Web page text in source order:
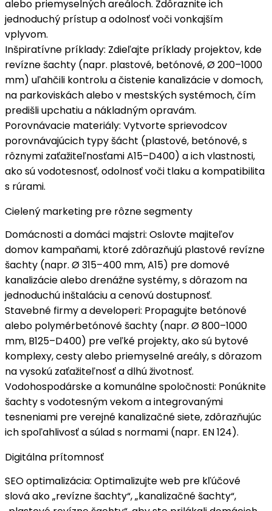
alebo priemyselných areáloch. Zdôraznite ich
jednoduchý prístupa odolnosť voči vonkajším
vplyvom.
Inšpiratívne príklady: Zdieľajte príklady projektov, kde
revízne šachty (napr. plastové, betónové, Ø 200–1000
mm) uľahčili kontrolu a čistenie kanalizáciev domoch,
na parkoviskách alebo v mestských systémoch, čím
predišli upchatiu a nákladným opravám.
Porovnávacie materiály: Vytvorte sprievodcov
porovnávajúcich typy šácht (plastové, betónové, s
rôznymi zaťažiteľnosťami A15–D400) a ich vlastnosti,
ako súvodotesnosť, odolnosť voči tlaku a kompatibilita
s rúrami.
Cielený marketing pre rôzne segmenty
Domácnosti a domáci majstri: Oslovte majiteľov
domov kampaňami, ktoré zdôrazňujú plastové revízne
šachty (napr. Ø 315–400 mm, A15) pre domové
kanalizácie alebo drenážne systémy, s dôrazom na
jednoduchú inštaláciu a cenovú dostupnosť.
Stavebné firmy a developeri: Propagujte betónové
alebo polymérbetónové šachty (napr. Ø 800–1000
mm, B125–D400) pre veľké projekty, ako sú bytové
komplexy, cesty alebo priemyselné areály, s dôrazom
na vysokú zaťažiteľnosť a dlhú životnosť.
Vodohospodárske a komunálne spoločnosti: Ponúknite
šachty s vodotesným vekoma integrovanými
tesneniami pre verejné kanalizačné siete, zdôrazňujúc
ich spoľahlivosť a súlad s normami (napr. EN 124).
Digitálna prítomnosť
SEO optimalizácia: Optimalizujte web pre kľúčové
slová ako „revízne šachty“, „kanalizačné šachty“,